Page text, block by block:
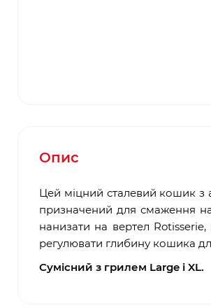
Опис
Цей міцний сталевий кошик з
призначений для смаження на
нанизати на вертел Rotisserie,
регулювати глибину кошика
Сумісний з грилем Large і XL.